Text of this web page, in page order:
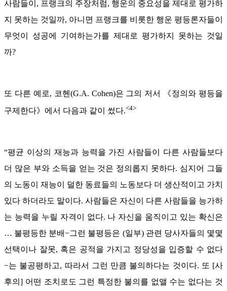
사람들이, 프랭크의 주장처럼, 행운의 중요성을 제대로 평가하
지 못하는 것일까, 아니면 프랭크를 비롯한 행운 평등론자들이
무엇이 성공에 기여하는가를 제대로 평가하지 못하는 것일
까?
또 다른 예로, 코헨(G.A. Cohen)은 그의 저서 《정의와 평등을
구제한다》에서 다음과 같이 썼다.<4>
“평균 이상의 재능과 능력을 가진 사람들이 다른 사람들보다
더 많은 부와 소득을 얻는 것은 정의롭지 못하다. 심지어 그들
의 노동이 재능이 덜한 동료들의 노동보다 더 생산적이고 가치
있다 하더라도 말이다. 사람들은 자신이 다른 사람들을 능가하
는 능력을 누릴 자격이 없다. 나 자신을 움직이고 있는 확신은
… 불평등한 분배−그런 불평등은 (일부) 관련 당사자들의 몇몇
선택이나 잘못, 혹은 공적을 가지고 정당성을 입증할 수 없다
−는 불공평하고, 따라서 그런 만큼 불의하다는 것이다. 또 [사
후의] 어떤 조치로도 그런 특정한 불의를 없앨 수는 없다는 것